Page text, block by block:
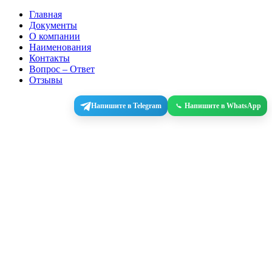
Главная
Документы
О компании
Наименования
Контакты
Вопрос – Ответ
Отзывы
Напишите в Telegram Напишите в WhatsApp